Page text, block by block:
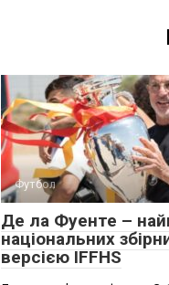
Футбол
Де ла Фуенте –
національних
версією IFFHS